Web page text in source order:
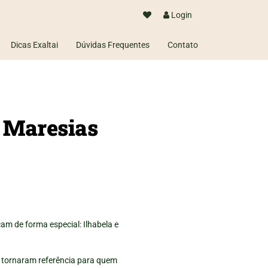
Login
Dicas Exaltai
segurança.
Dúvidas Frequentes Contato
de forma especial: Ilhabela e
referência para quem